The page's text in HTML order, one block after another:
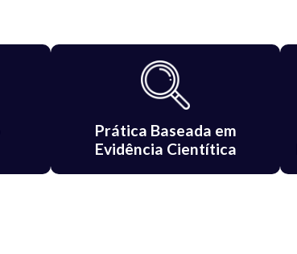
Prática Baseada em
Evidência Cientítica